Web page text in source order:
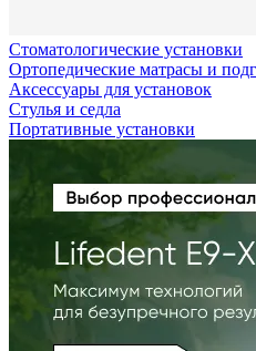
Стоматологические установки
Ортопедические матрасы и
Аксессуары для установок
Стулья и седла
Портативные установки